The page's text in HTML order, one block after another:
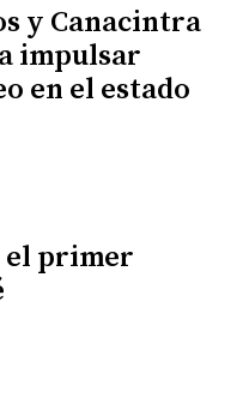
y Canacintra
impulsar
en el estado
el primer